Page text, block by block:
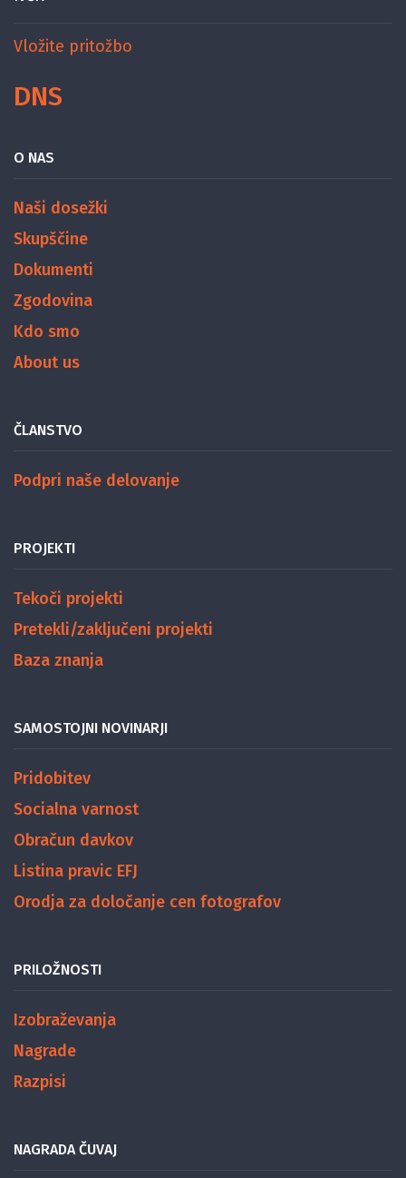
Vložite pritožbo
DNS
O NAS
Naši dosežki
Skupščine
Dokumenti
Zgodovina
Kdo smo
About us
ČLANSTVO
Podpri naše delovanje
PROJEKTI
Tekoči projekti
Pretekli/zaključeni projekti
Baza znanja
SAMOSTOJNI NOVINARJI
Pridobitev
Socialna varnost
Obračun davkov
Listina pravic EFJ
Orodja za določanje cen fotografov
PRILOŽNOSTI
Izobraževanja
Nagrade
Razpisi
NAGRADA ČUVAJ